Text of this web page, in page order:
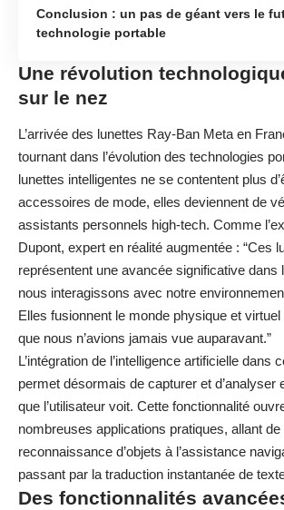
Conclusion : un pas de géant vers le
technologie portable
Une révolution
sur le nez
L’arrivée des lunettes Ray-Ban Meta en
tournant dans l’évolution des technologies
lunettes intelligentes ne se contentent plus
accessoires de mode, elles deviennent de
assistants personnels high-tech. Comme
Dupont, expert en réalité augmentée : “Ces
représentent une avancée significative dans
nous interagissons avec notre
Elles fusionnent le monde physique et virtuel
que nous n’avions jamais vue auparavant.”
L’intégration de l’intelligence artificielle dans
permet désormais de capturer et d’analyser
que l’utilisateur voit. Cette fonctionnalité
nombreuses applications pratiques, allant de
reconnaissance d’objets à l’assistance
passant par la traduction instantanée de
Des fonctionnalités